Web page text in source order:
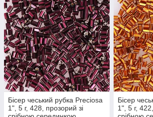
Бісер чеський рубка Preciosa
1", 5 г, 428, прозорий зі
Бісер
1", 5 г,